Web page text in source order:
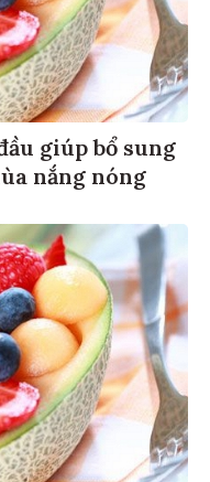
giúp bổ sung
nắng nóng